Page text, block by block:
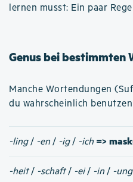
lernen musst: Ein paar
Genus bei bestimmten
Manche Wortendungen
du wahrscheinlich
-ling/ -en / -ig/ -ich =>
-heit/ -schaft/ -ei/ -in / -ung